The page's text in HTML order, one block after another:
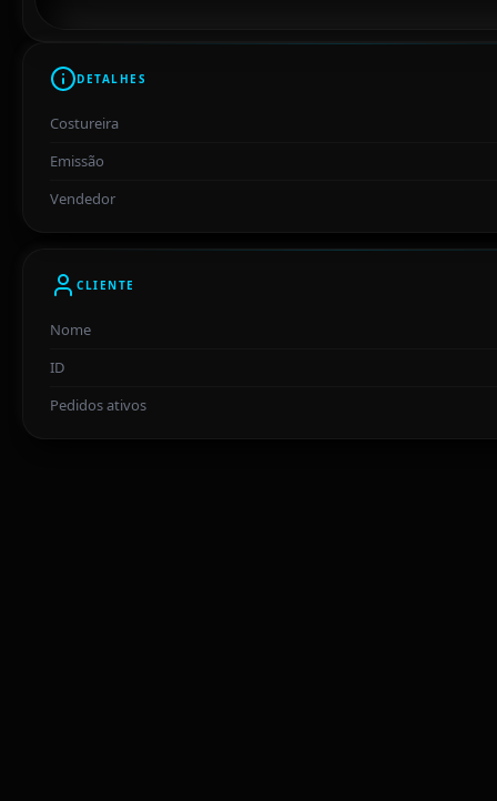
DETALHES
Costureira
Emissão
Vendedor
CLIENTE
Nome
ID
Pedidos ativos